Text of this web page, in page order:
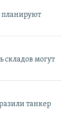
планируют
могут
танкер